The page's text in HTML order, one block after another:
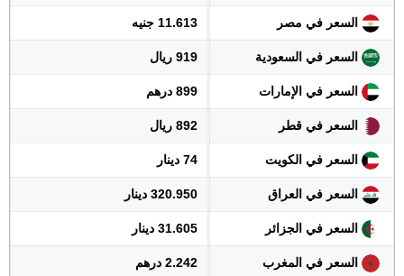
السعر في مصر 11.613 جنيه
السعر في السعودية 919 ريال
السعر في الإمارات 899 درهم
السعر في قطر 892 ريال
السعر في الكويت 74 دينار
السعر في العراق 320.950 دينار
السعر في الجزائر 31.605 دينار
السعر في المغرب 2.242 درهم